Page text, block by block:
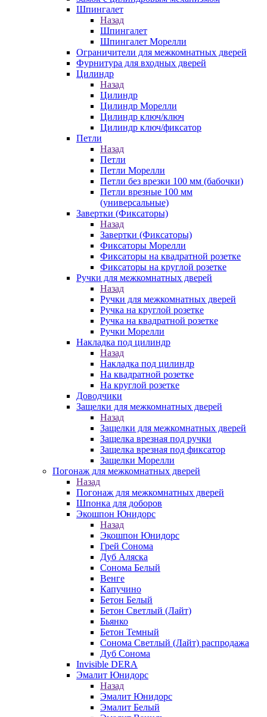
Шпингалет
Назад
Шпингалет
Шпингалет Морелли
Ограничители для межкомнатных дверей
Фурнитура для входных дверей
Цилиндр
Назад
Цилиндр
Цилиндр Морелли
Цилиндр ключ/ключ
Цилиндр ключ/фиксатор
Петли
Назад
Петли
Петли Морелли
Петли без врезки 100 мм (бабочки)
Петли врезные 100 мм
(универсальные)
Завертки (Фиксаторы)
Назад
Завертки (Фиксаторы)
Фиксаторы Морелли
Фиксаторы на квадратной розетке
Фиксаторы на круглой розетке
Ручки для межкомнатных дверей
Назад
Ручки для межкомнатных дверей
Ручка на круглой розетке
Ручка на квадратной розетке
Ручки Морелли
Накладка под цилиндр
Назад
Накладка под цилиндр
На квадратной розетке
На круглой розетке
Доводчики
Защелки для межкомнатных дверей
Назад
Защелки для межкомнатных дверей
Защелка врезная под ручки
Защелка врезная под фиксатор
Защелки Морелли
Погонаж для межкомнатных дверей
Назад
Погонаж для межкомнатных дверей
Шпонка для доборов
Экошпон Юнидорс
Назад
Экошпон Юнидорс
Грей Сонома
Дуб Аляска
Сонома Белый
Венге
Капучино
Бетон Белый
Бетон Светлый (Лайт)
Бьянко
Бетон Темный
Сонома Светлый (Лайт) распродажа
Дуб Сонома
Invisible DERA
Эмалит Юнидорс
Назад
Эмалит Юнидорс
Эмалит Белый